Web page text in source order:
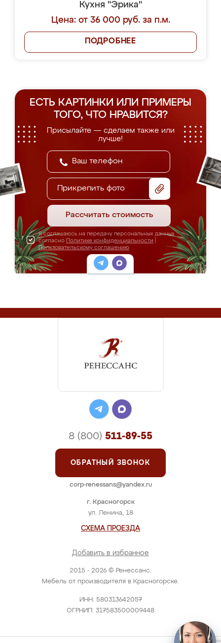
Кухня "Эрика"
Цена: от 36 000 руб. за п.м.
ПОДРОБНЕЕ
ЕСТЬ КАРТИНКИ ИЛИ ПРИМЕРЫ
ТОГО, ЧТО НРАВИТСЯ?
Присылайте — сделаем также или
лучше!
Прикрепить фото
Рассчитать стоимость
Я соглашаюсь на передачу персональных данных
согласно Политике конфиденциальности
Пользовательскому соглашению
2015 - 2026 © Ренессанс.
Мебель от производителя в Красногорске.
ИНН: 580313642057
ОГРНИП: 317583500009448
г. Красногорск
ул. Ленина, 18
СХЕМА ПРОЕЗДА
Добавить в избранное
8 (800) 511-89-55
ОБРАТНЫЙ ЗВОНОК
corp-renessans@yandex.ru